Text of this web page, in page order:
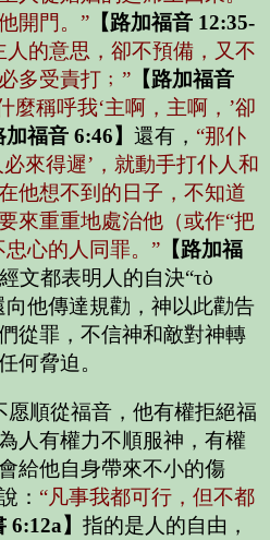
開門。” 【路加福音 12:35-
人的意思，卻不預備，又不
多受責打﹔” 【路加福音
麼稱呼我‘主啊，主啊，’卻
加福音 6:46】 還有， “那仆
來得遲’，就動手打仆人和
他想不到的日子，不知道
來重重地處治他（或作“把
心的人同罪。” 【路加福
文都表明人的自決“τὸ
向他傳達規勸，神以此勸告
從罪，不信神和敵對神轉
何脅迫。
順從福音，他有權拒絕福
人有權力不順服神，有權
給他自身帶來不小的傷
： “凡事我都可行，但不都
6:12a】 指的是人的自由，